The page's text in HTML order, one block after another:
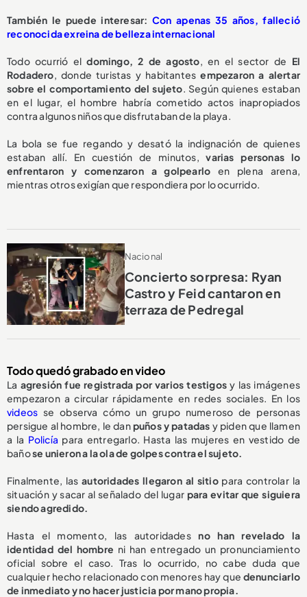
También le puede interesar: Con apenas 35 años, falleció
reconocida exreina de belleza internacional
Todo ocurrió eldomingo, 2 de agosto, en el sector de El
Rodadero, donde turistas y habitantesempezaron a alertar
sobre el comportamiento del sujeto. Según quienes estaban
en el lugar, el hombre habría cometido actos inapropiados
contra algunos niños que disfrutaban de la playa.
La bola se fue regando y desató la indignación de quienes
estaban allí. En cuestión de minutos,varias personas lo
enfrentaron y comenzaron a golpearlo en plena arena,
mientras otros exigían que respondiera por lo ocurrido.
Nacional
Concierto sorpresa: Ryan
Castro y Feid cantaron en
terraza de Pedregal
Todo quedó grabado en video
La agresión fue registrada por varios testigos y las imágenes
empezaron a circular rápidamente en redes sociales. En los
videos se observa cómo un grupo numeroso de personas
persigue al hombre, le danpuños y patadas y piden que llamen
a la Policía para entregarlo. Hasta las mujeres en vestido de
bañose unieron a la ola de golpes contra el sujeto.
Finalmente, lasautoridades llegaron al sitiopara controlar la
situación y sacar al señalado del lugar para evitar que siguiera
siendo agredido.
Hasta el momento, las autoridadesno han revelado la
identidad del hombre ni han entregado un pronunciamiento
oficial sobre el caso. Tras lo ocurrido, no cabe duda que
cualquier hecho relacionado con menores hay que denunciarlo
de inmediato y no hacer justicia por mano propia.